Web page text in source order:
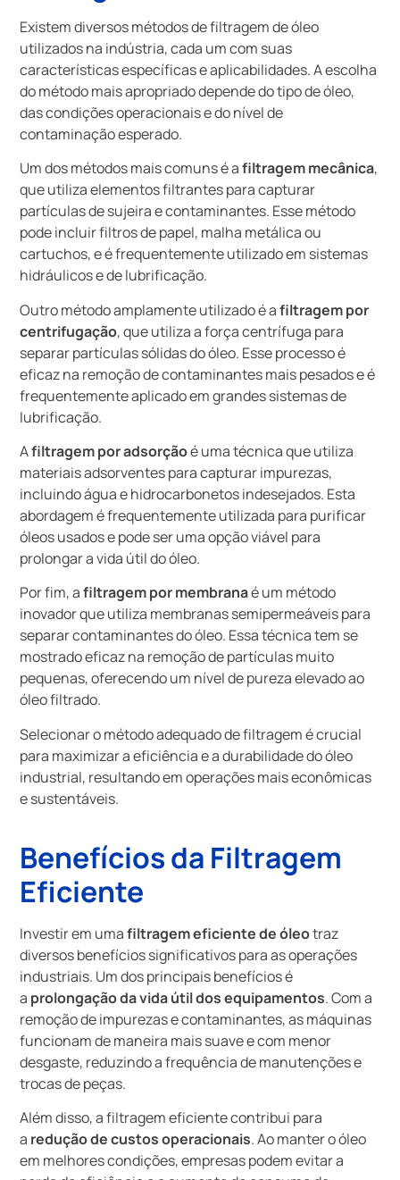
Existem diversos métodos de filtragem de óleo
utilizados na indústria, cada um com suas
características específicas e aplicabilidades. A escolha
do método mais apropriado depende do tipo de óleo,
das condições operacionais e do nível de
contaminação esperado.
Um dos métodos mais comuns é afiltragem mecânica,
que utiliza elementos filtrantes para capturar
partículas de sujeira e contaminantes. Esse método
pode incluir filtros de papel, malha metálica ou
cartuchos, e é frequentemente utilizado em sistemas
hidráulicos e de lubrificação.
Outro método amplamente utilizado é afiltragem por
centrifugação, que utiliza a força centrífuga para
separar partículas sólidas do óleo. Esse processo é
eficaz na remoção de contaminantes mais pesados e é
frequentemente aplicado em grandes sistemas de
lubrificação.
Afiltragem por adsorçãoé uma técnica que utiliza
materiais adsorventes para capturar impurezas,
incluindo água e hidrocarbonetos indesejados. Esta
abordagem é frequentemente utilizada para purificar
óleos usados e pode ser uma opção viável para
prolongar a vida útil do óleo.
Por fim, afiltragem por membranaé um método
inovador que utiliza membranas semipermeáveis para
separar contaminantes do óleo. Essa técnica tem se
mostrado eficaz na remoção de partículas muito
pequenas, oferecendo um nível de pureza elevado ao
óleo filtrado.
Selecionar o método adequado de filtragem é crucial
para maximizar a eficiência e a durabilidade do óleo
industrial, resultando em operações mais econômicas
e sustentáveis.
Benefícios da Filtragem
Eficiente
Investir em umafiltragem eficiente de óleotraz
diversos benefícios significativos para as operações
industriais. Um dos principais benefícios é
a prolongação da vida útil dos equipamentos. Com a
remoção de impurezas e contaminantes, as máquinas
funcionam de maneira mais suave e com menor
desgaste, reduzindo a frequência de manutenções e
trocas de peças.
Além disso, a filtragem eficiente contribui para
a redução de custos operacionais. Ao manter o óleo
em melhores condições, empresas podem evitar a